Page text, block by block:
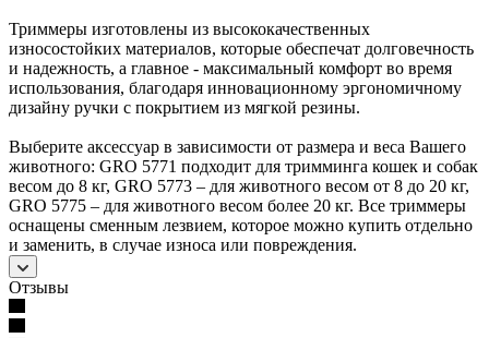
Триммеры изготовлены из высококачественных
износостойких материалов, которые обеспечат долговечность
и надежность, а главное - максимальный комфорт во время
использования, благодаря инновационному эргономичному
дизайну ручки с покрытием из мягкой резины.
Выберите аксессуар в зависимости от размера и веса Вашего
животного: GRO 5771 подходит для тримминга кошек и собак
весом до 8 кг, GRO 5773 – для животного весом от 8 до 20 кг,
GRO 5775 – для животного весом более 20 кг. Все триммеры
оснащены сменным лезвием, которое можно купить отдельно
и заменить, в случае износа или повреждения.
Отзывы